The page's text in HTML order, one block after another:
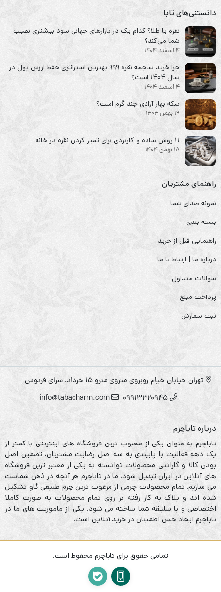
دانستنی‌های تابا
نقره یا طلا؟ کدام یک در بازارهای جهانی سود بیشتری نصیب
شما می‌کند؟
4 اسفند 1404
چرا خرید ساچمه نقره ۹۹۹ بهترین استراتژی حفظ ارزش پول در
سال ۱۴۰۴ است؟
4 اسفند 1404
سکه‌ بهار آزادی چند گرم است؟
19 بهمن 1404
۱۱ روش ساده و کاربردی برای تمیز کردن نقره در خانه
18 بهمن 1404
راهنمای مشتریان
نمونه صدای شما
بسته بندی
راهنمایی قبل از خرید
درباره ما | ارتباط با ما
سوالات متداول
پرداخت مبلغ
ثبت سفارش
تهران-خیابان خیام-روبروی متروی مترو ۱۵ خرداد، سرای فردوس
09913320945
info@tabacharm.com
درباره تاباچرم
تاباچرم به عنوان یکی از محبوب ترین فروشگاه های اینترنتی با کمتر از
یک دهه فعالیت با پایبندی به سه اصل رضایت مشتریان، تضمین اصل
بودن کالا و گارانتی محصولات توانسته به یکی از معتبر ترین فروشگاه
های آنلاین در ایران تبدیل شود. ما در تاباچرم هر آنچه در ذهن شماست
می سازیم. تمام محصولات چرمی از مرغوب ترین چرم طبیعی گاو تشکیل
شده اند و پلاک به کار رفته بر روی تمام محصولات به صورت کاملا
اختصاصی و با سلیقه شما ساخته می شود. یکی از ماموریت های ما در
تاباچرم ایجاد حس اطمینان در خرید آنلاین است.
تمامی حقوق برای تاباچرم محفوظ است.